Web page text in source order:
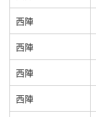
西陣
西陣
西陣
西陣